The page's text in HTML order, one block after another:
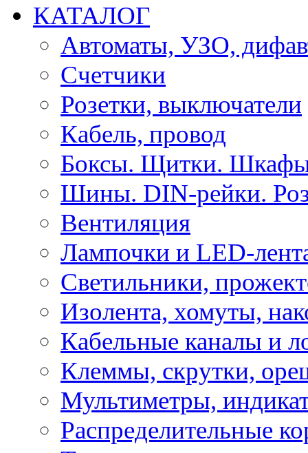
КАТАЛОГ
Автоматы, УЗО,
Счетчики
Розетки, выключатели
Кабель, провод
Боксы. Щитки.
Шины. DIN-рейки.
Вентиляция
Лампочки и LED-
Светильники,
Изолента, хомуты,
Кабельные каналы и
Клеммы, скрутки,
Мультиметры,
Распределительные